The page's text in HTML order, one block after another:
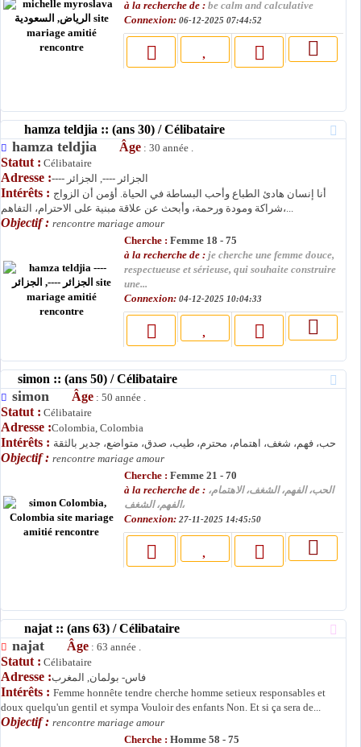
à la recherche de : be calm and calculative
Connexion: 06-12-2025 07:44:52
hamza teldjia :: (ans 30) / Célibataire
hamza teldjia Âge : 30 année .
Statut : Célibataire
Adresse : ---- الجزائر ----, الجزائر
Intérêts : أنا إنسان هادئ الطباع وأحب البساطة في الحياة. أؤمن أن الزواج
شراكة ومودة ورحمة، وأبحث عن علاقة مبنية على الاحترام، التفاهم،...
Objectif : rencontre mariage amour
Cherche : Femme 18 - 75
à la recherche de : je cherche une femme douce,
respectueuse et sérieuse, qui souhaite construire
une...
Connexion: 04-12-2025 10:04:33
simon :: (ans 50) / Célibataire
simon Âge : 50 année .
Statut : Célibataire
Adresse :Colombia, Colombia
Intérêts : حب، فهم، شغف، اهتمام، محترم، طيب، صدق، متواضع، جدير بالثقة
Objectif : rencontre mariage amour
Cherche : Femme 21 - 70
à la recherche de : الحب، الفهم، الشغف، الاهتمام،
الفهم، الشغف،
Connexion: 27-11-2025 14:45:50
najat :: (ans 63) / Célibataire
najat Âge : 63 année .
Statut : Célibataire
Adresse :فاس- بولمان, المغرب
Intérêts : Femme honnête tendre cherche homme setieux responsables et
doux quelqu'un gentil et sympa Vouloir des enfants Non. Et si ça sera de...
Objectif : rencontre mariage amour
Cherche : Homme 58 - 75